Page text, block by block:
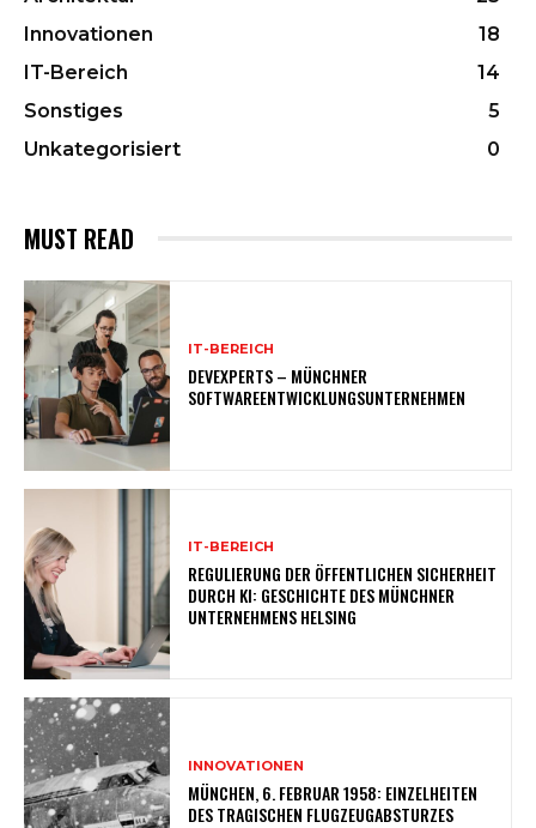
Innovationen
18
IT-Bereich
14
Sonstiges
5
Unkategorisiert
0
MUST READ
IT-BEREICH
DEVEXPERTS – MÜNCHNER
SOFTWAREENTWICKLUNGSUNTERNEHMEN
IT-BEREICH
REGULIERUNG DER ÖFFENTLICHEN SICHERHEIT
DURCH KI: GESCHICHTE DES MÜNCHNER
UNTERNEHMENS HELSING
INNOVATIONEN
MÜNCHEN, 6. FEBRUAR 1958: EINZELHEITEN
DES TRAGISCHEN FLUGZEUGABSTURZES